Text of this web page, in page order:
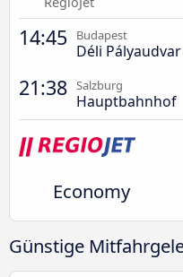
14:45 Budapest
Déli
21:38 Salzburg
Hauptbahnhof
Economy
Günstige